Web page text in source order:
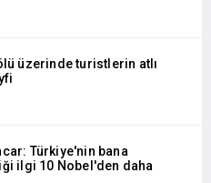
üzerinde turistlerin atlı
Türkiye'nin bana
ilgi 10 Nobel'den daha